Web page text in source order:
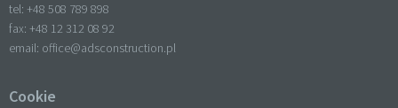
tel: +48 508 789 898
fax: +48 12 312 08 92
email: office@adsconstruction.pl
Cookie